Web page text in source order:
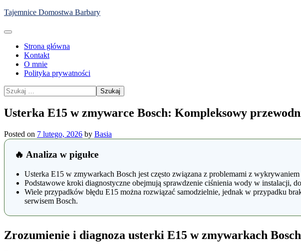
Skip
content
Tajemnice Domostwa Barbary
Strona główna
Kontakt
O mnie
Polityka prywatności
Szukaj:
Usterka E15 w zmywarce Bosch: Kompleksowy
Posted on 7 lutego, 2026 by Basia
🔥 Analiza w pigułce
Usterka E15 w zmywarkach Bosch jest często związana z problemami z
Podstawowe kroki diagnostyczne obejmują sprawdzenie ciśnienia wody w instalacji,
Wiele przypadków błędu E15 można rozwiązać samodzielnie, jednak w przypadku
serwisem Bosch.
Zrozumienie i diagnoza usterki E15 w zmywarkach Bosch